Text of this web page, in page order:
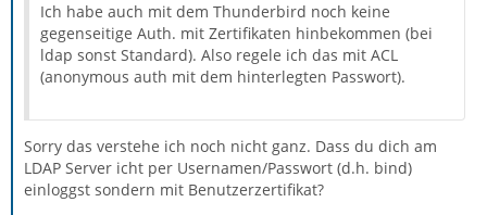
Ich habe auch mit dem Thunderbird noch keine
gegenseitige Auth. mit Zertifikaten hinbekommen (bei
ldap sonst Standard). Also regele ich das mit ACL
(anonymous auth mit dem hinterlegten Passwort).
Sorry das verstehe ich noch nicht ganz. Dass du dich am
LDAP Server icht per Usernamen/Passwort (d.h. bind)
einloggst sondern mit Benutzerzertifikat?